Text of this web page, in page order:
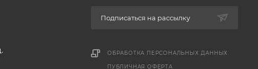
Подписаться на рассылку
ОБРАБОТКА ПЕРСОНАЛЬНЫХ ДАННЫХ
ПУБЛИЧНАЯ ОФЕРТА